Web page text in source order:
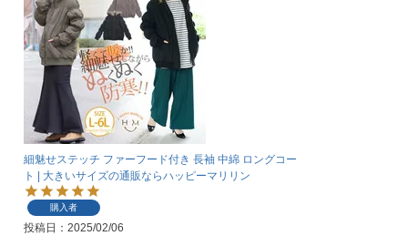
細魅せステッチ ファーフード付き 長袖 中綿 ロングコー
ト | 大きいサイズの通販ならハッピーマリリン
購入者
投稿日 2025/02/06